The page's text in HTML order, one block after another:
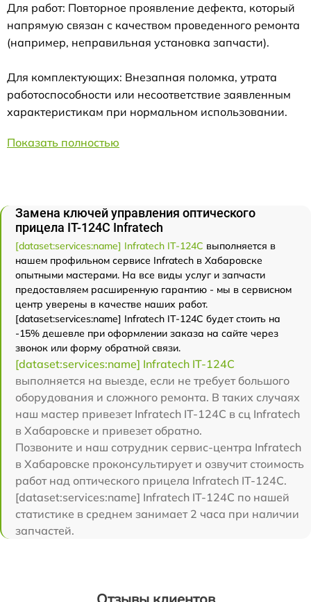
Для работ: Повторное проявление дефекта, который
напрямую связан с качеством проведенного ремонта
(например, неправильная установка запчасти).
Для комплектующих: Внезапная поломка, утрата
работоспособности или несоответствие заявленным
характеристикам при нормальном использовании.
Показать полностью
Замена ключей управления оптического
прицела IT-124C Infratech
[dataset:services:name] Infratech IT-124C выполняется в
нашем профильном сервисе Infratech в Хабаровске
опытными мастерами. На все виды услуг и запчасти
предоставляем расширенную гарантию - мы в сервисном
центр уверены в качестве наших работ.
[dataset:services:name] Infratech IT-124C будет стоить на
-15% дешевле при оформлении заказа на сайте через
звонок или форму обратной связи.
[dataset:services:name] Infratech IT-124C
выполняется на выезде, если не требует большого
оборудования и сложного ремонта. В таких случаях
наш мастер привезет Infratech IT-124C в сц Infratech
в Хабаровске и привезет обратно.
Позвоните и наш сотрудник сервис-центра Infratech
в Хабаровске проконсультирует и озвучит стоимость
работ над оптического прицела Infratech IT-124C.
[dataset:services:name] Infratech IT-124C по нашей
статистике в среднем занимает 2 часа при наличии
запчастей.